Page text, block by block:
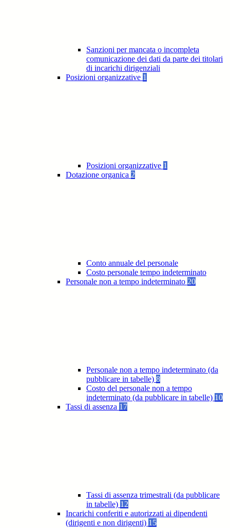
Sanzioni per mancata o incompleta
comunicazione dei dati da parte dei titolari
di incarichi dirigenziali
Posizioni organizzative 1
Posizioni organizzative 1
Dotazione organica 2
Conto annuale del personale
Costo personale tempo indeterminato
Personale non a tempo indeterminato 20
Personale non a tempo indeterminato (da
pubblicare in tabelle) 8
Costo del personale non a tempo
indeterminato (da pubblicare in tabelle) 10
Tassi di assenza 17
Tassi di assenza trimestrali (da pubblicare
in tabelle) 12
Incarichi conferiti e autorizzati ai dipendenti
(dirigenti e non dirigenti) 15